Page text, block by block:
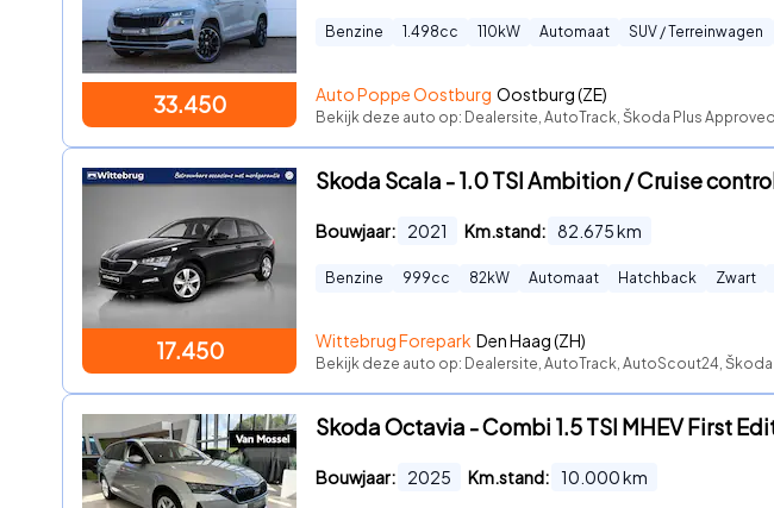
33.450
Benzine 1.498cc 110 kW Automaat SUV / Terreinwagen
Auto Poppe Oostburg Oostburg (ZE)
Bekijk deze auto op: Dealersite, AutoTrack, Škoda Plus
17.450
Skoda Scala - 1.0 TSI Ambition / Cruise
Bouwjaar: 2021 Km.stand: 82.675km
Benzine 999cc 82kW Automaat Hatchback Zwart
Wittebrug Forepark Den Haag (ZH)
Bekijk deze auto op: Dealersite, AutoTrack, AutoScout24, Škoda
Skoda Octavia - Combi 1.5 TSI MHEV First
Bouwjaar: 2025 Km.stand: 10.000km